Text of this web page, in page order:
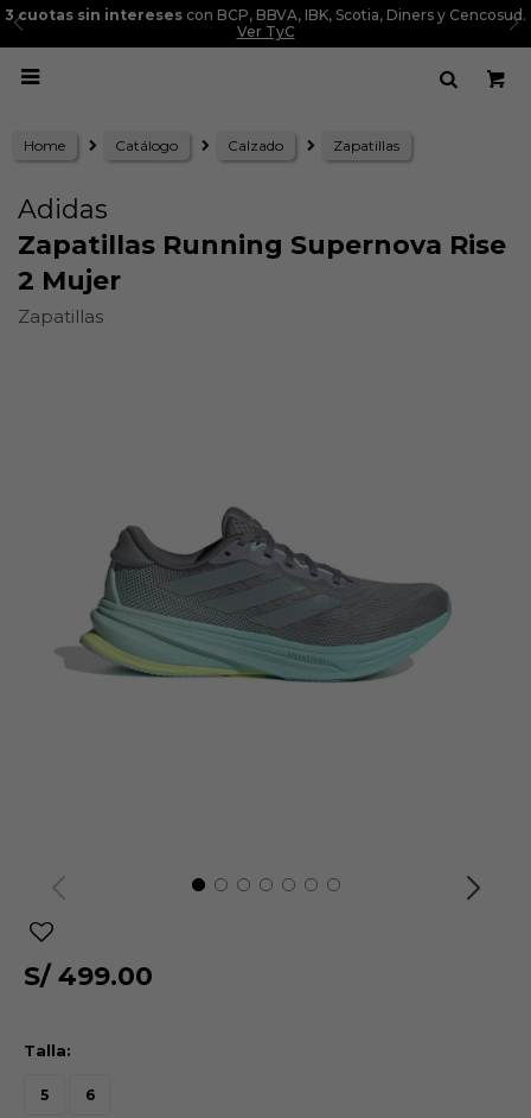
3 cuotas sin intereses con BCP, BBVA, IBK, Scotia, Diners y Cencosud.
Ver TyC

Home Catálogo Calzado Zapatillas
Adidas
Zapatillas Running Supernova Rise
2 Mujer
Zapatillas
S/ 499.00
Talla:
5 6